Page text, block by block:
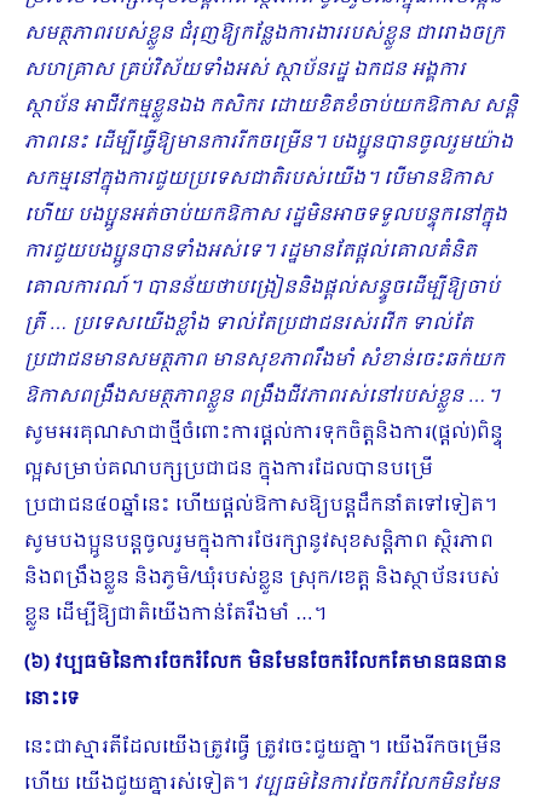
សមត្ថភាពរបស់ខ្លួន ជំរុញឱ្យកន្លែងការងាររបស់ខ្លួន ជារោងចក្រ
សហគ្រាស គ្រប់វិស័យទាំងអស់ ស្ថាប័នរដ្ឋ ឯកជន អង្គការ
ស្ថាប័ន អាជីវកម្មខ្លួនឯង កសិករ ដោយខិតខំចាប់យកឱកាស សន្ដិ
ភាពនេះ ដើម្បីធ្វើឱ្យមានការរីកចម្រើន។ បងប្អូនបានចូលរួមយ៉ាង
សកម្មនៅក្នុងការជួយប្រទេសជាតិរបស់យើង។ បើមានឱកាស
ហើយ បងប្អូនអត់ចាប់យកឱកាស រដ្ឋមិនអាចទទួលបន្ទុកនៅក្នុង
ការជួយបងប្អូនបានទាំងអស់ទេ។ រដ្ឋមានតែផ្ដល់គោលគំនិត
គោលការណ៍។ បានន័យថាបង្រៀននិងផ្ដល់សន្ទូចដើម្បីឱ្យចាប់
ត្រី … ប្រទេសយើងខ្លាំង ទាល់តែប្រជាជនរស់រវើក ទាល់តែ
ប្រជាជនមានសមត្ថភាព មានសុខភាពរឹងមាំ សំ​ខាន់ចេះឆក់យក
ឱកាសពង្រឹងសមត្ថភាពខ្លួន ពង្រឹងជីវភាពរស់នៅរបស់ខ្លួន …។
សូមអរគុណសាជាថ្មីចំពោះការផ្ដល់ការទុកចិត្តនិងការ(ផ្ដល់)ពិន្ទុ
ល្អសម្រាប់គណបក្សប្រជាជន ក្នុងការដែលបានបម្រើ
ប្រជាជន៤០ឆ្នាំនេះ ហើយផ្ដល់ឱកាសឱ្យបន្ដដឹកនាំតទៅទៀត។
សូមបងប្អូនបន្ដចូលរួមក្នុងការថែរក្សានូវសុខសន្ដិភាព ស្ថិរភាព​
និងពង្រឹងខ្លួន និងភូមិ/ឃុំរបស់ខ្លួន ស្រុក/ខេត្ត និងស្ថាប័នរបស់
ខ្លួន ដើម្បីឱ្យជាតិយើងកាន់តែរឹងមាំ …។
(៦) វប្បធម៌នៃការចែករំលែក មិនមែនចែករំលែកតែមានធនធាន
នោះទេ
នេះជាស្មារតីដែលយើងត្រូវធ្វើ ត្រូវចេះជួយគ្នា។ យើងរីកចម្រើន
ហើយ យើងជួយគ្នារស់ទៀត។ វប្បធម៌នៃការចែករំលែកមិនមែន